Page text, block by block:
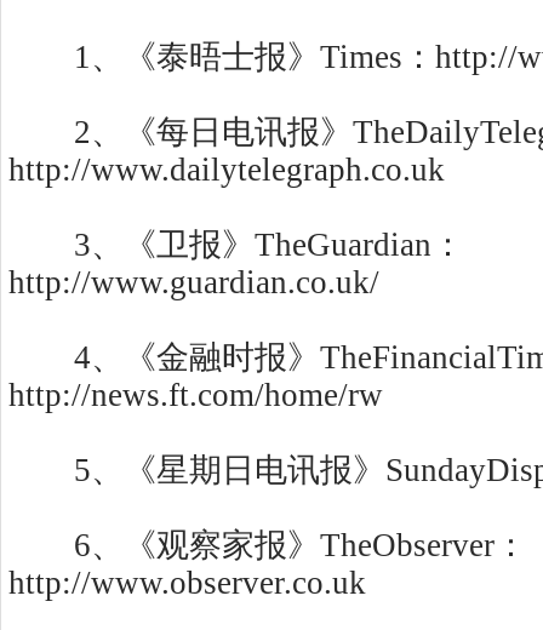
1、《泰晤士报》Times：http://
2、《每日电讯报》
http://www.dailytelegraph.co.uk
3、《卫报》TheGuardian：
http://www.guardian.co.uk/
4、《金融时报》
http://news.ft.com/home/rw
5、《星期日电讯报》
6、《观察家报》TheObserver：
http://www.observer.co.uk